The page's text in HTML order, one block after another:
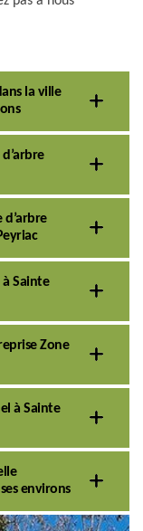
la ville
d’arbre
Sainte
Zone
à Sainte
environs